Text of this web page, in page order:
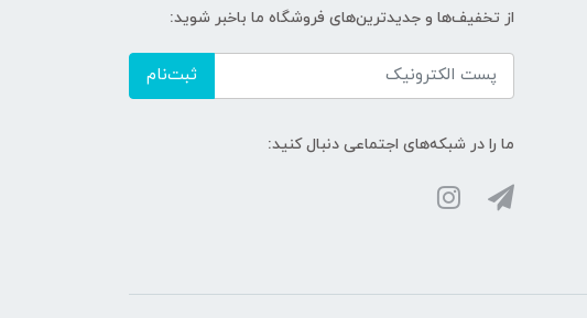
از تخفیف‌ها و جدیدترین‌های فروشگاه ما باخبر شوید:
ثبت‌نام
ما را در شبکه‌های اجتماعی دنبال کنید: